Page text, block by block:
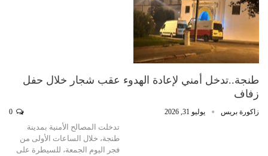
طنجة..تدخل أمني لإعادة الهدوء عقب شجار خلال حفل
زفاف
زاكورة بريس يوليو 31, 2026
تدخلت المصالح الأمنية بمدينة
طنجة، خلال الساعات الأولى من
فجر اليوم الجمعة، للسيطرة على